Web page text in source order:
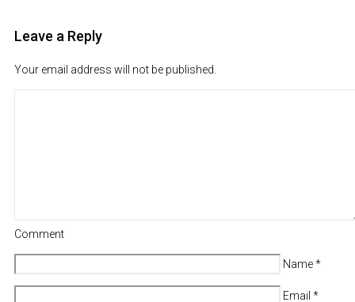
Leave a Reply
Your email address will not be published.
Comment
Name*
Email *